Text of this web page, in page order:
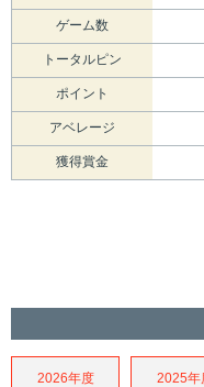
ゲーム数
トータルピン
ポイント
アベレージ
獲得賞金
2026年度 2025年